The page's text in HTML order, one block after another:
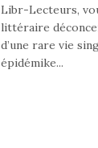
Libr-Lecteurs,
littéraire
d’une rare vie
épidémike...